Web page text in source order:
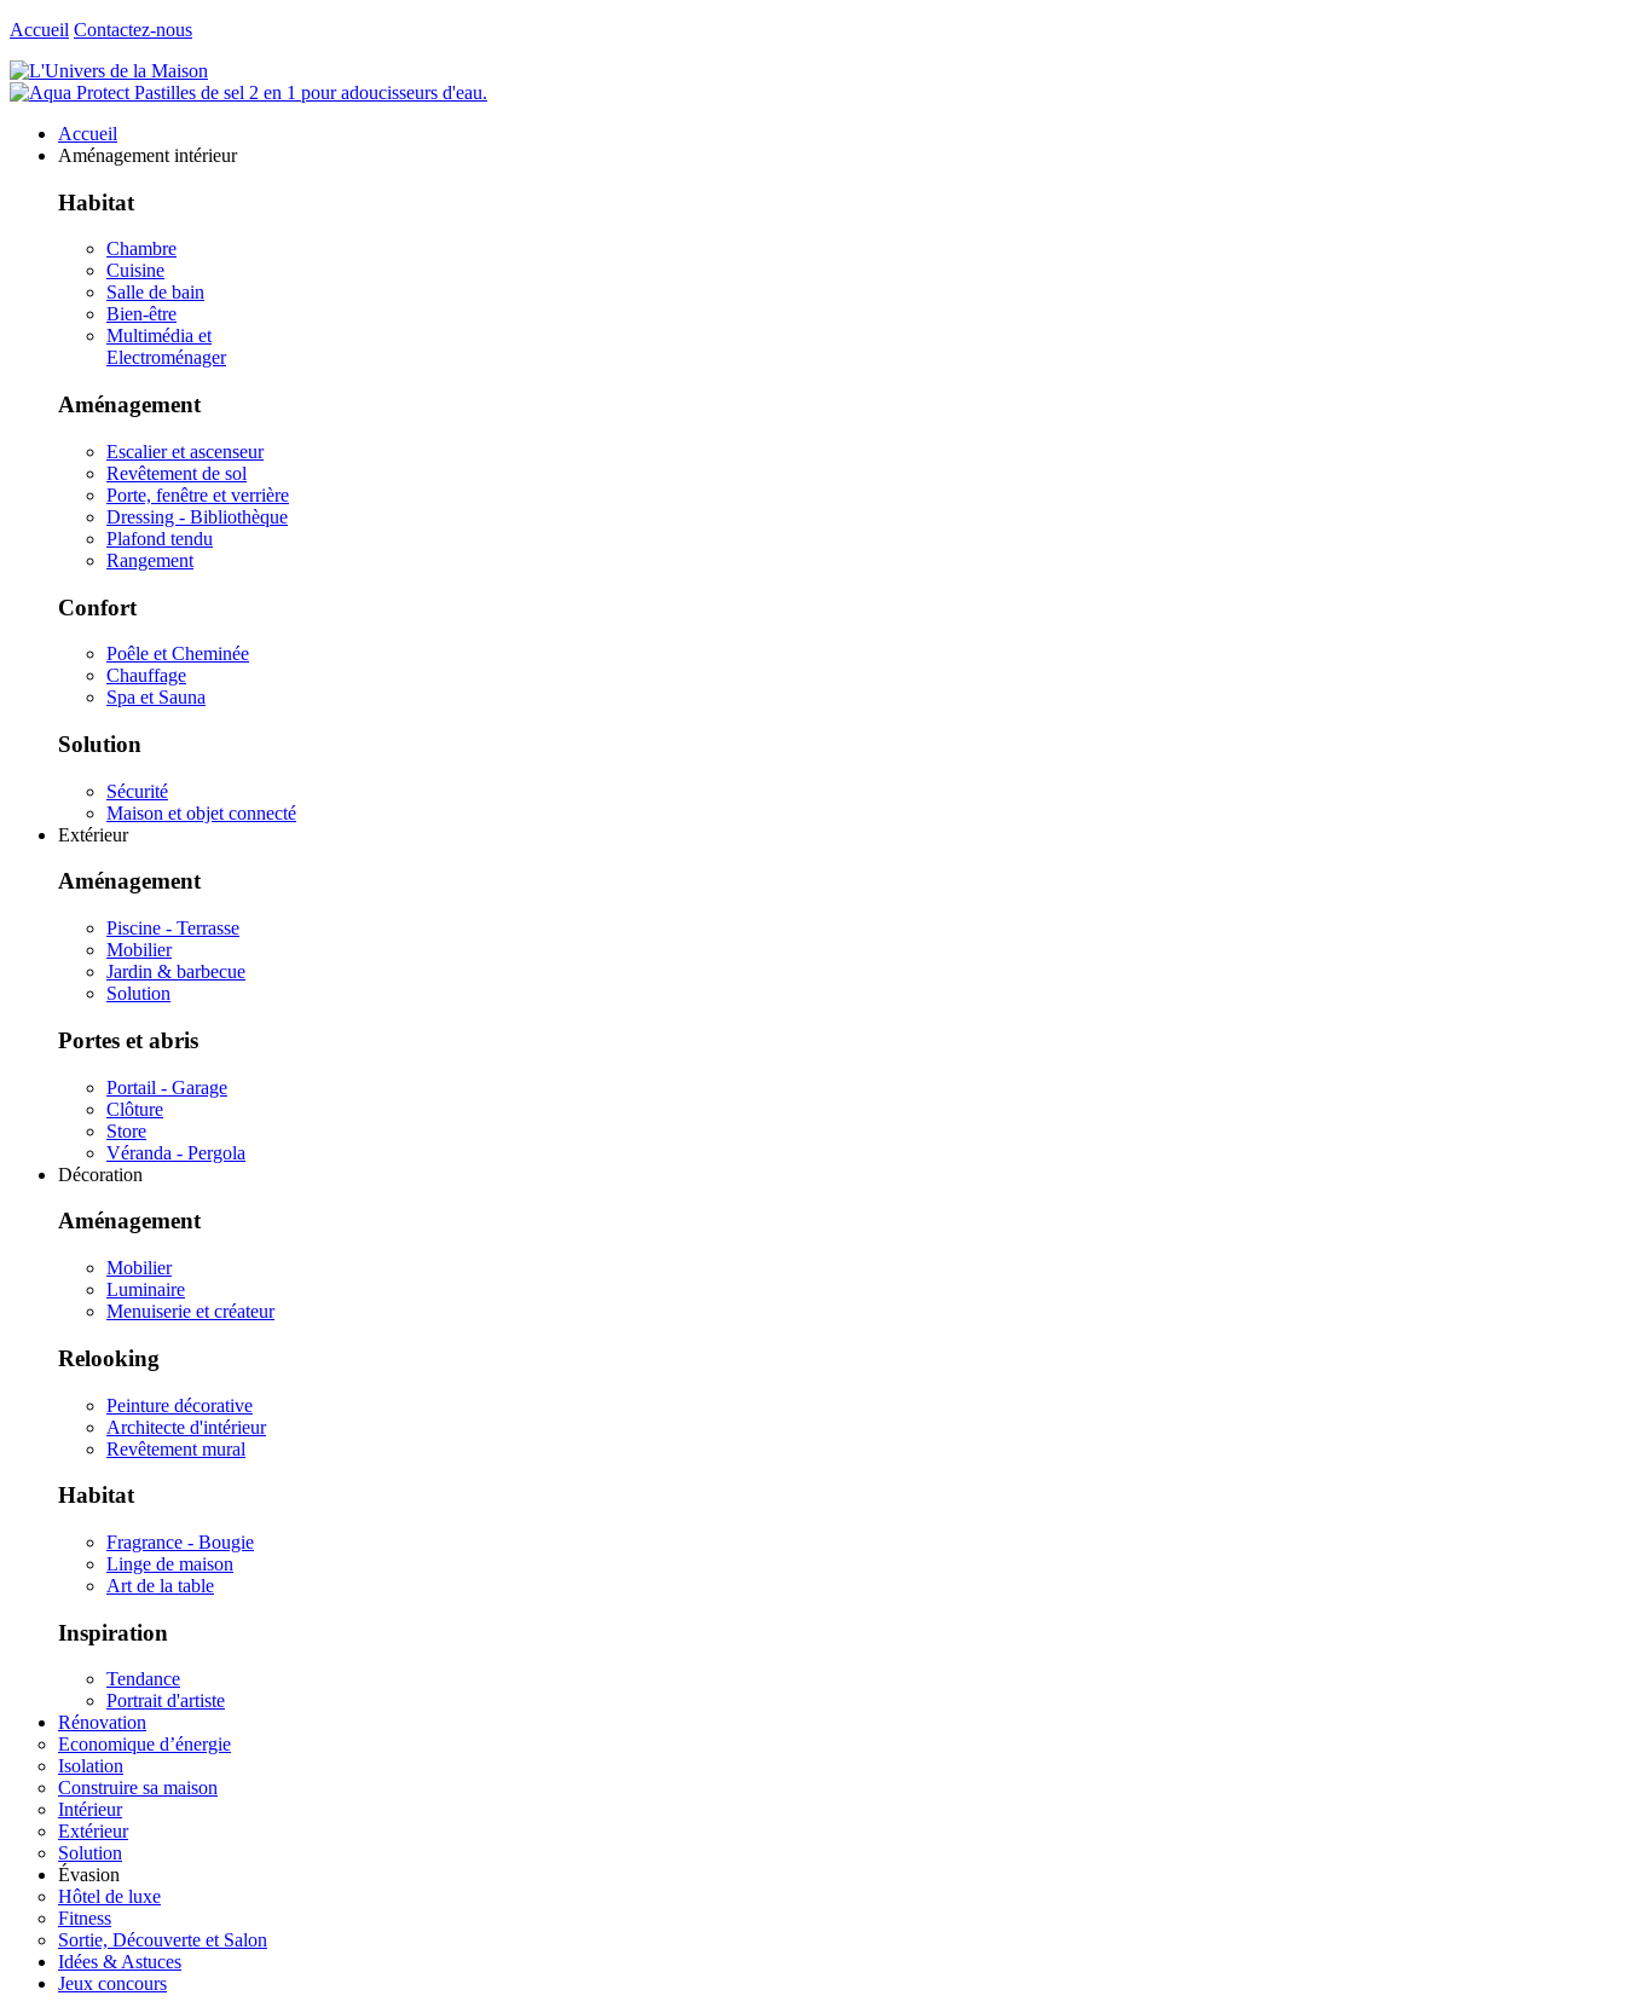
Accueil Contactez-nous
Accueil
Aménagement intérieur
Habitat
Chambre
Cuisine
Salle de bain
Bien-être
Multimédia et
Electroménager
Aménagement
Escalier et ascenseur
Revêtement de sol
Porte, fenêtre et verrière
Dressing - Bibliothèque
Plafond tendu
Rangement
Confort
Poêle et Cheminée
Chauffage
Spa et Sauna
Solution
Sécurité
Maison et objet connecté
Extérieur
Aménagement
Piscine - Terrasse
Mobilier
Jardin & barbecue
Solution
Portes et abris
Portail - Garage
Clôture
Store
Véranda - Pergola
Décoration
Aménagement
Mobilier
Luminaire
Menuiserie et créateur
Relooking
Peinture décorative
Architecte d'intérieur
Revêtement mural
Habitat
Fragrance - Bougie
Linge de maison
Art de la table
Inspiration
Tendance
Portrait d'artiste
Rénovation
Economique d’énergie
Isolation
Construire sa maison
Intérieur
Extérieur
Solution
Évasion
Hôtel de luxe
Fitness
Sortie, Découverte et Salon
Idées & Astuces
Jeux concours